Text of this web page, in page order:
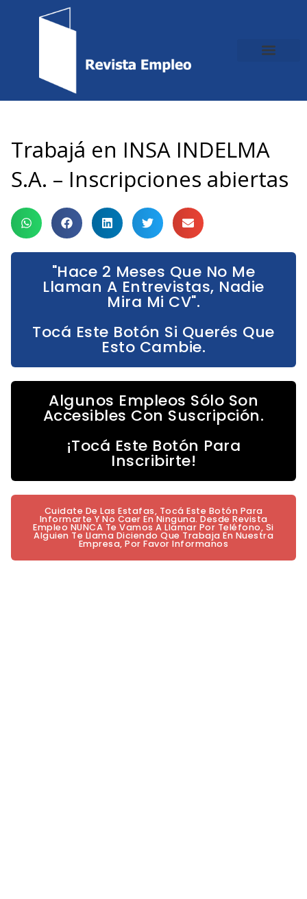
Trabajá en INSA INDELMA
S.A. – Inscripciones abiertas
"Hace 2 Meses Que No Me
Llaman A Entrevistas, Nadie
Mira Mi CV".
Tocá Este Botón Si Querés Que
Esto Cambie.
Algunos Empleos Sólo Son
Accesibles Con Suscripción.
¡Tocá Este Botón Para
Inscribirte!
Cuidate De Las Estafas, Tocá Este Botón Para
Informarte Y No Caer En Ninguna. Desde Revista
Empleo NUNCA Te Vamos A Llamar Por Teléfono, Si
Alguien Te Llama Diciendo Que Trabaja En Nuestra
Empresa, Por Favor Informanos